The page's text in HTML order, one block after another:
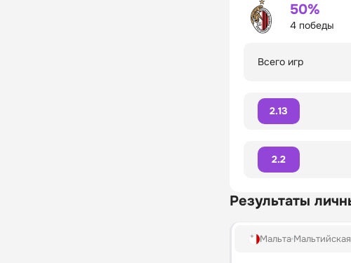
50%
4 победы
Всего игр
2.13
2.2
Результаты
Мальта